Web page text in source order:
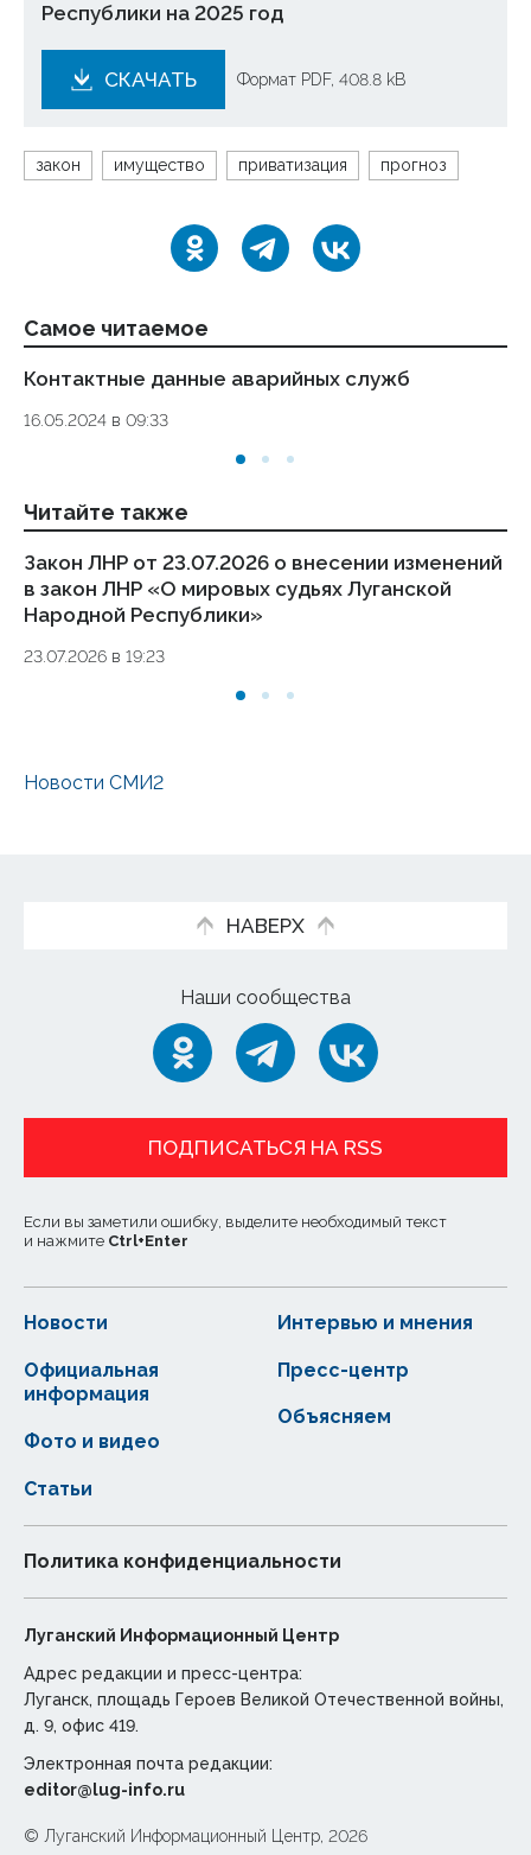
Республики на 2025 год
СКАЧАТЬ Формат PDF, 408.8 kB
закон имущество приватизация прогноз
Самое читаемое
Контактные данные аварийных служб
16.05.2024 в 09:33
Читайте также
Закон ЛНР от 23.07.2026 о внесении изменений
в закон ЛНР «О мировых судьях Луганской
Народной Республики»
23.07.2026 в 19:23
Новости СМИ2
НАВЕРХ
Наши сообщества
ПОДПИСАТЬСЯ НА RSS
Если вы заметили ошибку, выделите необходимый текст
и нажмите Ctrl+Enter
Новости
Статьи
Официальная
информация
Интервью и мнения
Фото и видео
Пресс-центр
Объясняем
Политика конфиденциальности
Луганский Информационный Центр
Адрес редакции и пресс-центра:
Луганск, площадь Героев Великой Отечественной войны,
д. 9, офис 419.
Электронная почта редакции:
editor@lug-info.ru
© Луганский Информационный Центр, 2026